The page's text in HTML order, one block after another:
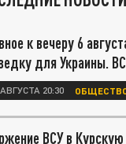
к вечеру 6
для Украины.
20:30
ВСУ в Курскую